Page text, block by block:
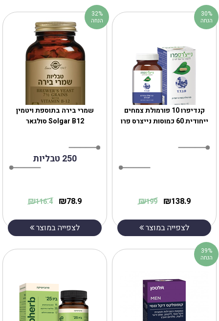
שמרי בירה בתוספת ויטמין
Solgar B12 סולגאר
250 טבליות
78.9
₪
116.4
₪
לצפייה במוצר
32%
הנחה
קנדיפרו 10 פורמולת צמחים
ייחודית 60 כמוסות נייצרס פרו
138.9
₪
199
₪
לצפייה במוצר
30%
הנחה
39%
הנחה